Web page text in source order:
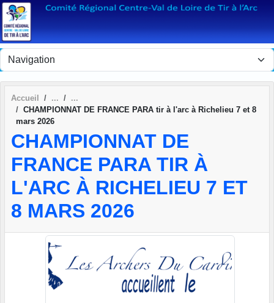
Accueil
CHAMPIONNAT DE FRANCE PARA tir à l'arc à Richelieu 7 et 8
mars 2026
CHAMPIONNAT DE
FRANCE PARA TIR À
L'ARC À RICHELIEU 7 ET
8 MARS 2026
Panneau de gestion des cookies